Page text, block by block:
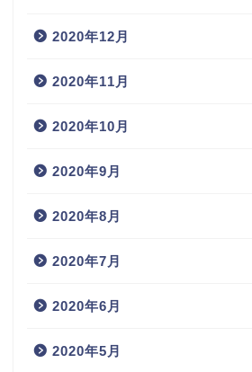
2020年12月
2020年11月
2020年10月
2020年9月
2020年8月
2020年7月
2020年6月
2020年5月